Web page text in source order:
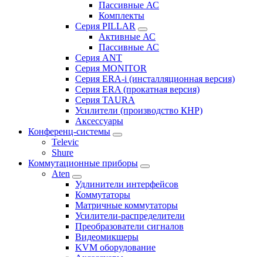
Пассивные АС
Комплекты
Серия PILLAR
Активные АС
Пассивные АС
Серия ANT
Серия MONITOR
Серия ERA-i (инсталляционная версия)
Серия ERA (прокатная версия)
Серия TAURA
Усилители (производство КНР)
Аксессуары
Конференц-системы
Televic
Shure
Коммутационные приборы
Aten
Удлинители интерфейсов
Коммутаторы
Матричные коммутаторы
Усилители-распределители
Преобразователи сигналов
Видеомикшеры
KVM оборудование